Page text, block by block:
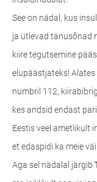
See on nädal, kus
ja ütlevad tänusõnad
kiire tegutsemine
elupäästjateks!
numbril 112,
kes andsid endast
Eestis veel ametlikult
et edaspidi ka meie
Aga sel nädalal järgib